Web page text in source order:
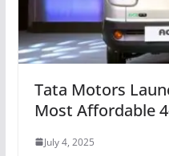
Tata Motors
Most Affordable
July 4, 2025